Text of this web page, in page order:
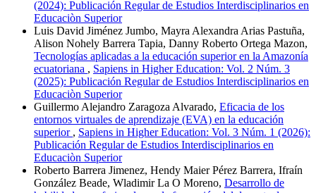
(2024): Publicación Regular de Estudios Interdisciplinarios en
Educaciòn Superior
Luis David Jiménez Jumbo, Mayra Alexandra Arias Pastuña,
Alison Nohely Barrera Tapia, Danny Roberto Ortega Mazon,
Tecnologías aplicadas a la educación superior en la Amazonía
ecuatoriana , Sapiens in Higher Education: Vol. 2 Núm. 3
(2025): Publicación Regular de Estudios Interdisciplinarios en
Educaciòn Superior
Guillermo Alejandro Zaragoza Alvarado, Eficacia de los
entornos virtuales de aprendizaje (EVA) en la educación
superior , Sapiens in Higher Education: Vol. 3 Núm. 1 (2026):
Publicación Regular de Estudios Interdisciplinarios en
Educaciòn Superior
Roberto Barrera Jimenez, Hendy Maier Pérez Barrera, Ifraín
González Beade, Wladimir La O Moreno, Desarrollo de